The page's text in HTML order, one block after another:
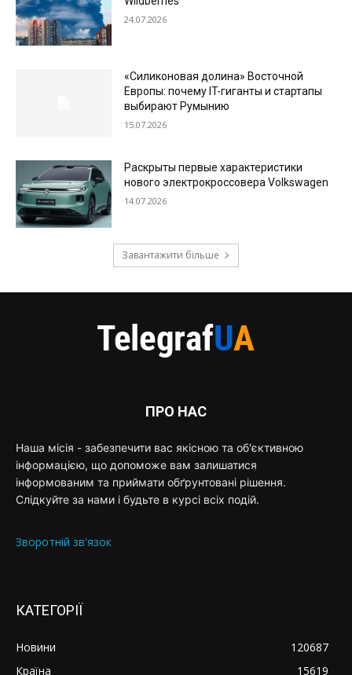
24.07.2026
«Силиконовая долина» Восточной
Европы: почему IT-гиганты и стартапы
выбирают Румынию
15.07.2026
Раскрыты первые характеристики
нового электрокроссовера Volkswagen
14.07.2026
Завантажити більше
ПРО НАС
Наша місія - забезпечити вас якісною та об'єктивною
інформацією, що допоможе вам залишатися
інформованим та приймати обґрунтовані рішення.
Слідкуйте за нами і будьте в курсі всіх подій.
Зворотній зв'язок
КАТЕГОРІЇ
Новини
120687
Країна
15619